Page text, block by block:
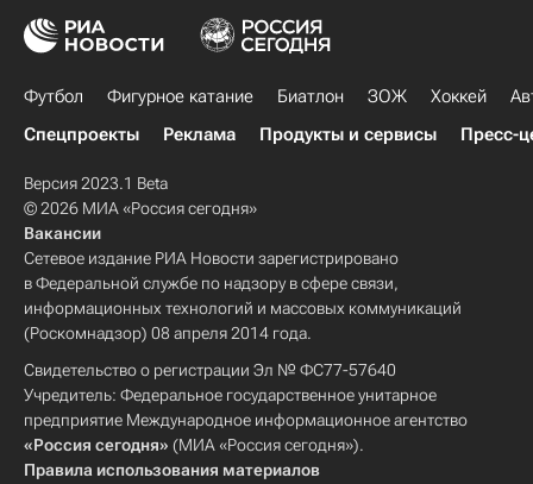
Футбол Фигурное катание Биатлон ЗОЖ Хоккей
Спецпроекты
Реклама Продукты и сервисы Пресс-
Версия 2023.1 Beta
© 2026 МИА «Россия сегодня»
Вакансии
Сетевое издание РИА Новости зарегистрировано
в Федеральной службе по надзору в сфере связи,
информационных технологий и массовых коммуникаций
(Роскомнадзор) 08 апреля 2014 года.
Свидетельство о регистрации Эл № ФС77-57640
Учредитель: Федеральное государственное унитарное
предприятие Международное информационное агентство
«Россия сегодня» (МИА «Россия сегодня»).
Правила использования материалов